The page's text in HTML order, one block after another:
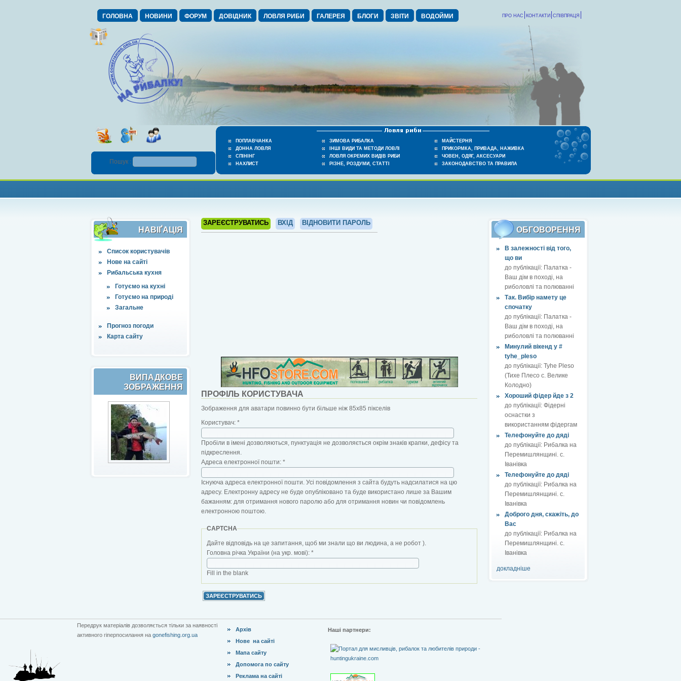
ГОЛОВНА НОВИНИ ФОРУМ ДОВІДНИК ЛОВЛЯ РИБИ ГАЛЕРЕЯ БЛОГИ ЗВІТИ ВОДОЙМИ СПІВПРАЦЯ
КОНТАКТИ
ПРО НАС
ПОПЛАВЧАНКА
ДОННА ЛОВЛЯ
СПІНІНГ
НАХЛИСТ
ЗИМОВА РИБАЛКА
ІНШІ ВИДИ ТА МЕТОДИ ЛОВЛІ
ЛОВЛЯ ОКРЕМИХ ВИДІВ РИБИ
РІЗНЕ, РОЗДУМИ, СТАТТІ
МАЙСТЕРНЯ
ПРИКОРМКА, ПРИВАДА, НАЖИВКА
ЧОВЕН, ОДЯГ, АКСЕСУАРИ
ЗАКОНОДАВСТВО ТА ПРАВИЛА
Пошук :
НАВІҐАЦІЯ
Список користувачів
Нове на сайті
Рибальська кухня
Готуємо на кухні
Готуємо на природі
Загальне
Прогноз погоди
Карта сайту
ВИПАДКОВЕ
ЗОБРАЖЕННЯ
ЗАРЕЄСТРУВАТИСЬ ВХІД ВІДНОВИТИ ПАРОЛЬ
ОБГОВОРЕННЯ
В залежності від того,
що ви
до публікації: Палатка -
Ваш дім в поході, на
риболовлі та полюванні
Так. Вибір намету це
спочатку
до публікації: Палатка -
Ваш дім в поході, на
риболовлі та полюванні
Минулий вікенд у #
tyhe_pleso
до публікації: Tyhe Pleso
(Тихе Плесо с. Велике
Колодно)
Хороший фідер йде з 2
до публікації: Фідерні
оснастки з
використанням фідергам
Телефонуйте до дяді
до публікації: Рибалка на
Перемишлянщині. с.
Іванівка
Телефонуйте до дяді
до публікації: Рибалка на
Перемишлянщині. с.
Іванівка
Доброго дня, скажіть, до
Вас
до публікації: Рибалка на
Перемишлянщині. с.
Іванівка
докладніше
ПРОФІЛЬ КОРИСТУВАЧА
Зображення для аватари повинно бути більше ніж 85x85 пікселів
Користувач: *
Пробіли в імені дозволяються, пунктуація не дозволяється окрім знаків крапки, дефісу та
підкреслення.
Адреса електронної пошти: *
Існуюча адреса електронної пошти. Усі повідомлення з сайта будуть надсилатися на цю
адресу. Електронну адресу не буде опубліковано та буде використано лише за Вашим
бажанням: для отримання нового паролю або для отримання новин чи повідомлень
електронною поштою.
CAPTCHA
Дайте відповідь на це запитання, щоб ми знали що ви людина, а не робот ).
Головна річка України (на укр. мові): *
Fill in the blank
Передрук матеріалів дозволяється тільки за наявності
активного гіперпосилання на gonefishing.org.ua
Архів
Нове на сайті
Мапа сайту
Допомога по сайту
Реклама на сайті
Наші партнери: